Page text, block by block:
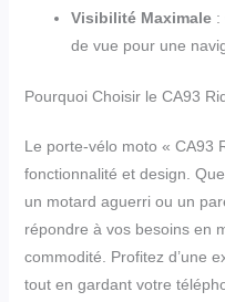
Visibilité Maximale:
de vue pour une
Pourquoi Choisir le CA93
Le porte-vélo moto « CA93
fonctionnalité et design.
un motard aguerri ou un
répondre à vos besoins en
commodité. Profitez d’une
tout en gardant votre